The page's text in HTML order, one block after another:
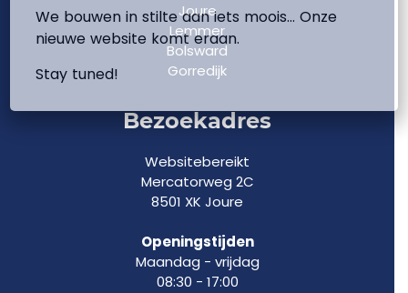
Joure
Lemmer
Bolsward
Gorredijk
Bezoekadres
Websitebereikt
Mercatorweg 2C
8501 XK Joure
Openingstijden
Maandag - vrijdag
08:30 - 17:00
We bouwen in stilte aan iets moois… Onze
nieuwe website komt eraan.
Stay tuned!